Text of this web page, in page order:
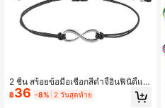
2 ชิ้น สร้อยข้อมือเชือกสีดำจี้อินฟินิตี้แบ
บปรับได้, เหมาะสำหรับสวมใส่ในชีวิตป
ระจำวัน
฿36 -8% 2 วันสุดท้าย